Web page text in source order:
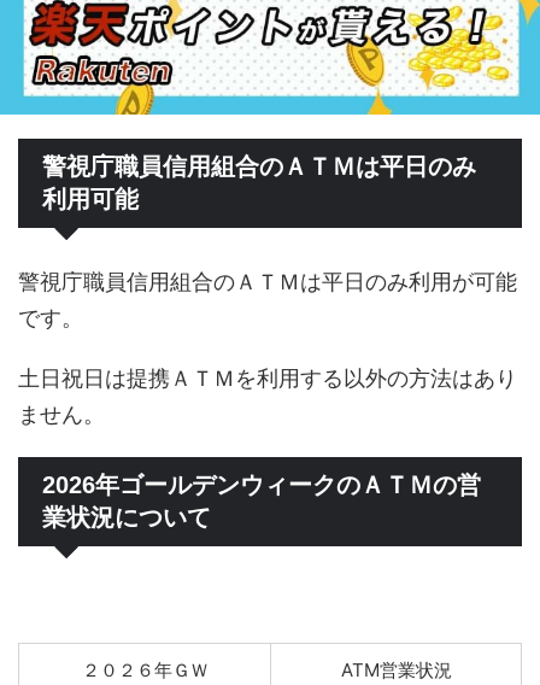
警視庁職員信用組合のＡＴＭは平日のみ
利用可能
警視庁職員信用組合のＡＴＭは平日のみ利用が可能
です。
土日祝日は提携ＡＴＭを利用する以外の方法はあり
ません。
2026年ゴールデンウィークのＡＴＭの営
業状況について
２０２６年ＧＷ ATM営業状況